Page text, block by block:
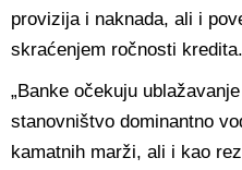
provizija i naknada, ali i
skraćenjem ročnosti kredita.
„Banke očekuju
stanovništvo dominantno
kamatnih marži, ali i kao